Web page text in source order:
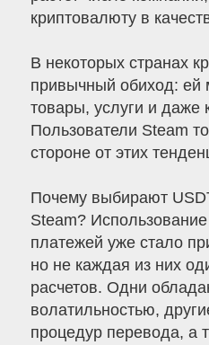
криптовалюту в
В некоторых странах
привычный обиход: ей
товары, услуги и даже
Пользователи Steam
стороне от этих
Почему выбирают
Steam?
платежей уже стало
но не каждая из них
расчетов. Одни
волатильностью,
процедур перевода, а